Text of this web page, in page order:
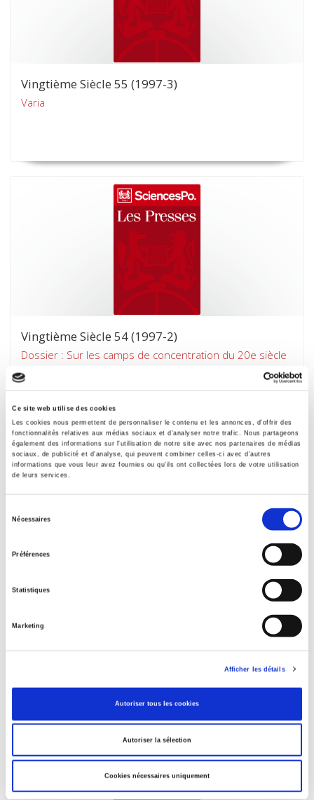
Ce site web utilise des cookies
Les cookies nous permettent de personnaliser le contenu et les annonces, d'offrir des
fonctionnalités relatives aux médias sociaux et d'analyser notre trafic. Nous partageons
également des informations sur l'utilisation de notre site avec nos partenaires de médias
sociaux, de publicité et d'analyse, qui peuvent combiner celles-ci avec d'autres
informations que vous leur avez fournies ou qu'ils ont collectées lors de votre utilisation
de leurs services.
Nécessaires
Préférences
Statistiques
Marketing
Afficher les détails
Autoriser tous les cookies
Autoriser la sélection
Cookies nécessaires uniquement
Vingtième Siècle 55 (1997-3)
Varia
Vingtième Siècle 54 (1997-2)
Dossier : Sur les camps de concentration du 20e siècle
Vingtième Siècle 53 (1997-1)